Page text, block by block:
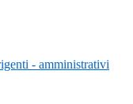
- amministrativi